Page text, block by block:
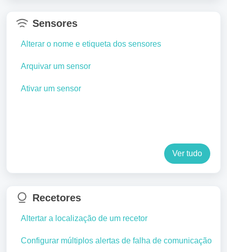
Sensores
Alterar o nome e etiqueta dos sensores
Arquivar um sensor
Ativar um sensor
Ver tudo
Recetores
Altertar a localização de um recetor
Configurar múltiplos alertas de falha de comunicação